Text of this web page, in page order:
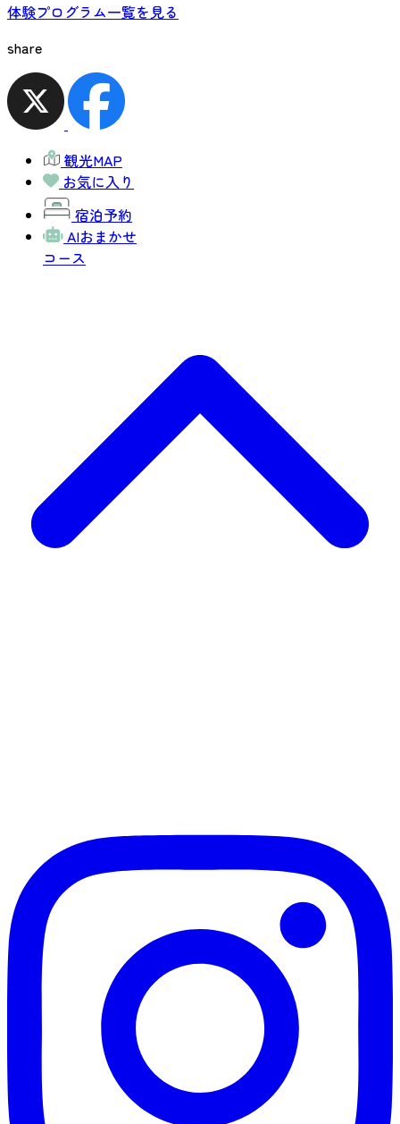
体験プログラム一覧を見る
share
観光MAP
お気に入り
宿泊予約
AIおまかせ
コース